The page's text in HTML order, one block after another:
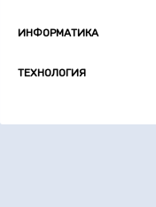
ИНФОРМАТИКА
ТЕХНОЛОГИЯ